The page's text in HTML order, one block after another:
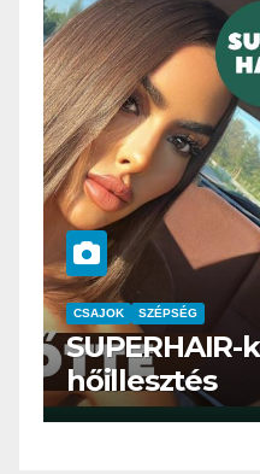
CSAJOK SMINK SZÉPSÉG
Szemöldök
meg mi?